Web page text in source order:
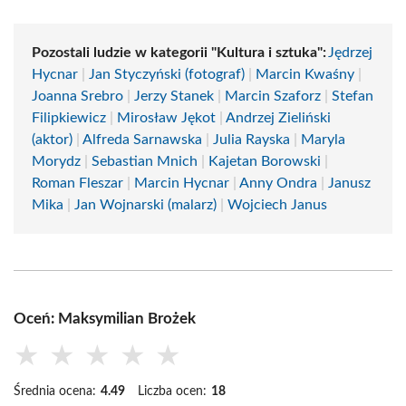
Pozostali ludzie w kategorii "Kultura i sztuka": Jędrzej
Hycnar
Jan Styczyński (fotograf) Marcin Kwaśny
Joanna Srebro
Jerzy Stanek Marcin Szaforz
Stefan
Filipkiewicz
Mirosław Jękot
Andrzej Zieliński
(aktor)
Alfreda Sarnawska Julia Rayska
Maryla
Morydz
Sebastian Mnich Kajetan Borowski
Roman Fleszar
Marcin Hycnar Anny Ondra
Janusz
Mika
Jan Wojnarski (malarz) Wojciech Janus
Oceń: Maksymilian Brożek
★ ★ ★ ★ ★
Średnia ocena: 4.49 Liczba ocen: 18